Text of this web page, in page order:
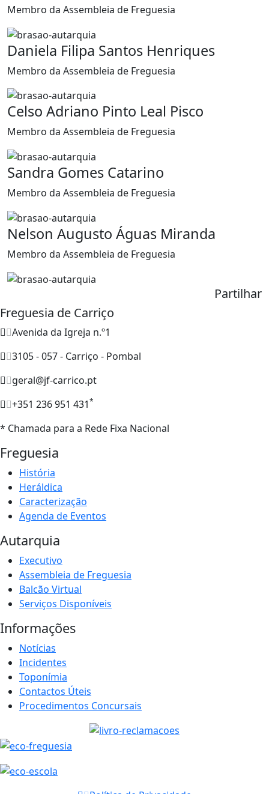
Membro da Assembleia de Freguesia
Daniela Filipa Santos Henriques
Membro da Assembleia de Freguesia
Celso Adriano Pinto Leal Pisco
Membro da Assembleia de Freguesia
Sandra Gomes Catarino
Membro da Assembleia de Freguesia
Nelson Augusto Águas Miranda
Membro da Assembleia de Freguesia
Partilhar
Freguesia de Carriço
Avenida da Igreja n.º1
3105 - 057 - Carriço - Pombal
geral@jf-carrico.pt
+351 236 951 431*
* Chamada para a Rede Fixa Nacional
Freguesia
História
Heráldica
Caracterização
Agenda de Eventos
Autarquia
Executivo
Assembleia de Freguesia
Balcão Virtual
Serviços Disponíveis
Informações
Notícias
Incidentes
Toponímia
Contactos Úteis
Procedimentos Concursais